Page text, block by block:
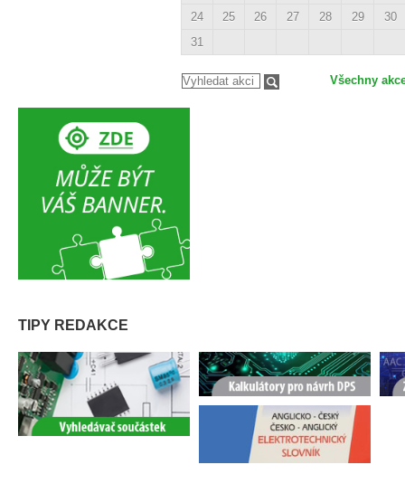
24
25 26 27 28 29
30
31
Všechny
TIPY REDAKCE